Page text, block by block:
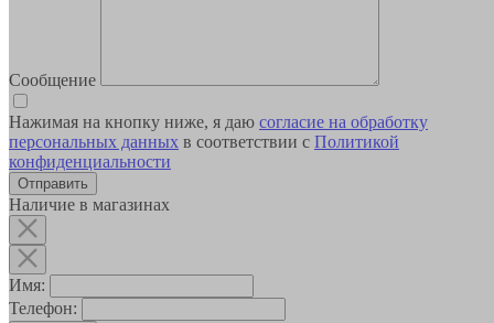
Сообщение
Нажимая на кнопку ниже, я даю согласие на обработку
персональных данных в соответствии с Политикой
конфиденциальности
Наличие в магазинах
Имя:
Телефон: